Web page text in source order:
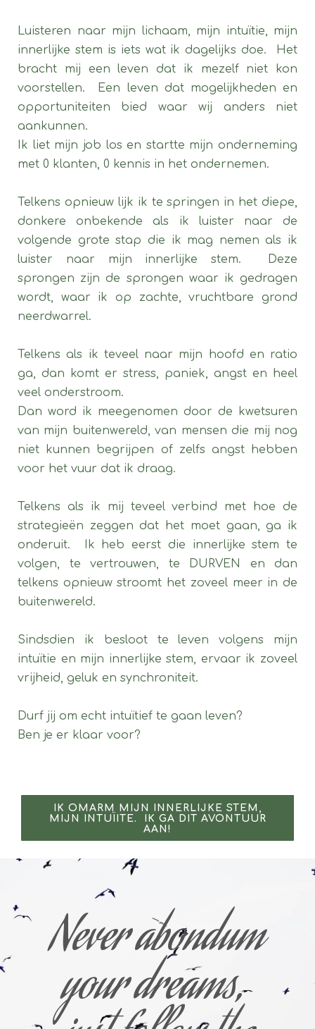
Luisteren naar mijn lichaam, mijn intuïtie, mijn
innerlijke stem is iets wat ik dagelijks doe. Het
bracht mij een leven dat ik mezelf niet kon
voorstellen. Een leven dat mogelijkheden en
opportuniteiten bied waar wij anders niet
aankunnen.
Ik liet mijn job los en startte mijn onderneming
met 0 klanten, 0 kennis in het ondernemen.
Telkens opnieuw lijk ik te springen in het diepe,
donkere onbekende als ik luister naar de
volgende grote stap die ik mag nemen als ik
luister naar mijn innerlijke stem. Deze
sprongen zijn de sprongen waar ik gedragen
wordt, waar ik op zachte, vruchtbare grond
neerdwarrel.
Telkens als ik teveel naar mijn hoofd en ratio
ga, dan komt er stress, paniek, angst en heel
veel onderstroom.
Dan word ik meegenomen door de kwetsuren
van mijn buitenwereld, van mensen die mij nog
niet kunnen begrijpen of zelfs angst hebben
voor het vuur dat ik draag.
Telkens als ik mij teveel verbind met hoe de
strategieën zeggen dat het moet gaan, ga ik
onderuit. Ik heb eerst die innerlijke stem te
volgen, te vertrouwen, te DURVEN en dan
telkens opnieuw stroomt het zoveel meer in de
buitenwereld.
Sindsdien ik besloot te leven volgens mijn
intuïtie en mijn innerlijke stem, ervaar ik zoveel
vrijheid, geluk en synchroniteit.
Durf jij om echt intuïtief te gaan leven?
Ben je er klaar voor?
IK OMARM MIJN INNERLIJKE STEM,
MIJN INTUÏITE. IK GA DIT AVONTUUR
AAN!
Never abondum
your dreams,